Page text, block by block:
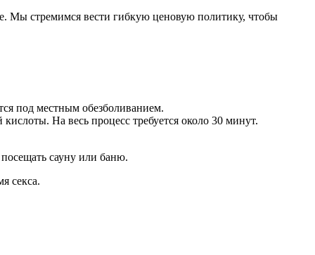
Мы стремимся вести гибкую ценовую политику, чтобы
под местным обезболиванием.
На весь процесс требуется около 30 минут.
сауну или баню.
секса.